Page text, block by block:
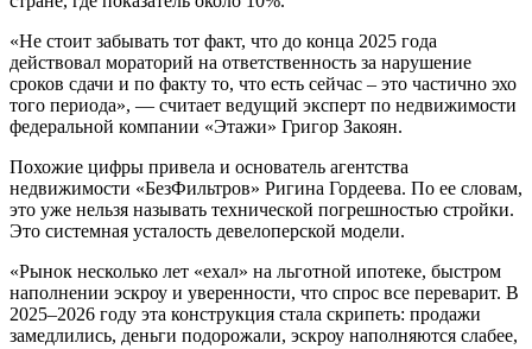
«Не стоит забывать тот факт, что до конца 2025 года
действовал мораторий на ответственность за нарушение
сроков сдачи и по факту то, что есть сейчас – это частично эхо
того периода», — считает ведущий эксперт по недвижимости
федеральной компании «Этажи» Григор Закоян.
Похожие цифры привела и основатель агентства
недвижимости «БезФильтров» Ригина Гордеева. По ее словам,
это уже нельзя называть технической погрешностью стройки.
Это системная усталость девелоперской модели.
«Рынок несколько лет «ехал» на льготной ипотеке, быстром
наполнении эскроу и уверенности, что спрос все переварит. В
2025–2026 году эта конструкция стала скрипеть: продажи
замедлились, деньги подорожали, эскроу наполняются слабее,